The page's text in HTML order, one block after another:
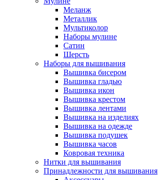
Меланж
Металлик
Мультиколор
Наборы мулине
Сатин
Шерсть
Наборы для вышивания
Вышивка бисером
Вышивка гладью
Вышивка икон
Вышивка крестом
Вышивка лентами
Вышивка на изделиях
Вышивка на одежде
Вышивка подушек
Вышивка часов
Ковровая техника
Нитки для вышивания
Принадлежности для вышивания